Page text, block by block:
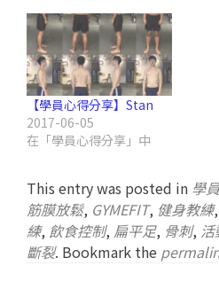
【學員心得分享】Stan
2017-06-05
在「學員心得分享」中
This entry was posted in 學
筋膜放鬆, GYMEFIT, 健身教練,
練, 飲食控制, 扁平足, 骨刺, 活
斷裂. Bookmark the